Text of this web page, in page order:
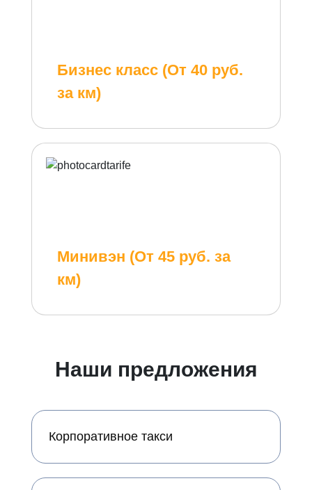
Бизнес класс (От 40 руб.
за км)
Минивэн (От 45 руб. за
км)
Наши предложения
Корпоративное такси